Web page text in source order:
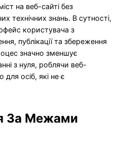
на веб-сайті без
технічних знань. В сутності,
користувача з
публікації та збереження
значно зменшує
з нуля, роблячи веб-
осіб, які не є
За Межами